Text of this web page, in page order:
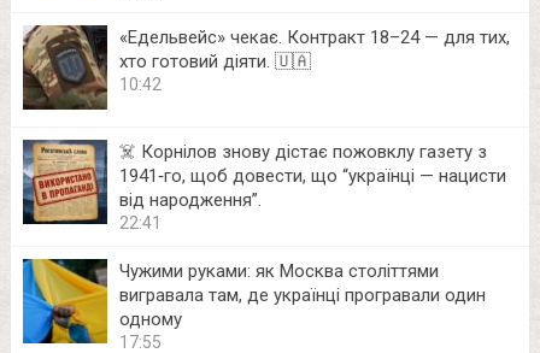
«Едельвейс» чекає. Контракт 18–24 — для тих,
хто готовий діяти. 🇺🇦
10:42
☠️ Корнілов знову дістає пожовклу газету з
1941‑го, щоб довести, що “українці — нацисти
від народження”.
22:41
Чужими руками: як Москва століттями
вигравала там, де українці програвали один
одному
17:55